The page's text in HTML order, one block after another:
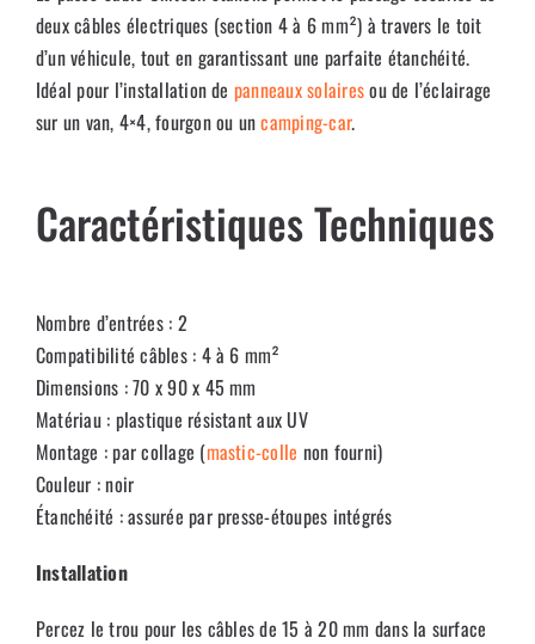
deux câbles électriques (section 4 à 6 mm²) à travers le toit
d’un véhicule, tout en garantissant une parfaite étanchéité.
Idéal pour l’installation de panneaux solairesou de l’éclairage
sur un van, 4×4, fourgon ou uncamping-car.
Caractéristiques Techniques
Nombre d’entrées : 2
Compatibilité câbles : 4 à 6 mm²
Dimensions : 70 x 90 x 45 mm
Matériau : plastique résistant aux UV
Montage : par collage (mastic-colle non fourni)
Couleur : noir
Étanchéité : assurée par presse-étoupes intégrés
Installation
Percez le trou pour les câbles de 15 à 20 mm dans la surface